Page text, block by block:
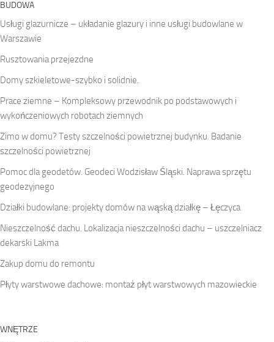
BUDOWA
Usługi glazurnicze – układanie glazury i inne usługi budowlane w
Warszawie
Rusztowania przejezdne
Domy szkieletowe-szybko i solidnie.
Prace ziemne – Kompleksowy przewodnik po podstawowych i
wykończeniowych robotach ziemnych
Zimo w domu? Testy szczelności powietrznej budynku. Badanie
szczelności powietrznej
Pomoc dla geodetów. Geodeci Wodzisław Śląski. Naprawa sprzętu
geodezyjnego
Działki budowlane: projekty domów na wąską działkę – Łęczyca
Nieszczelność dachu. Lokalizacja nieszczelności dachu – uszczelniacz
dekarski Lakma
Zakup domu do remontu
Płyty warstwowe dachowe: montaż płyt warstwowych mazowieckie
WNĘTRZE